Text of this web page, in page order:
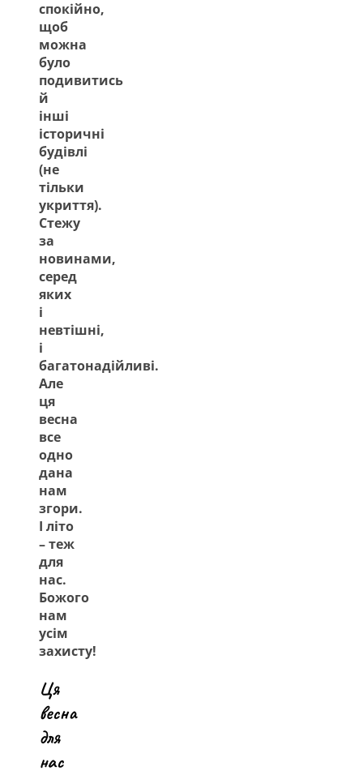
спокійно,
щоб
можна
було
подивитись
й
інші
історичні
будівлі
(не
тільки
укриття).
Стежу
за
новинами,
серед
яких
і
невтішні,
і
багатонадійливі.
Але
ця
весна
все
одно
дана
нам
згори.
І літо
– теж
для
нас.
Божого
нам
усім
захисту!
Ця
весна
для
нас